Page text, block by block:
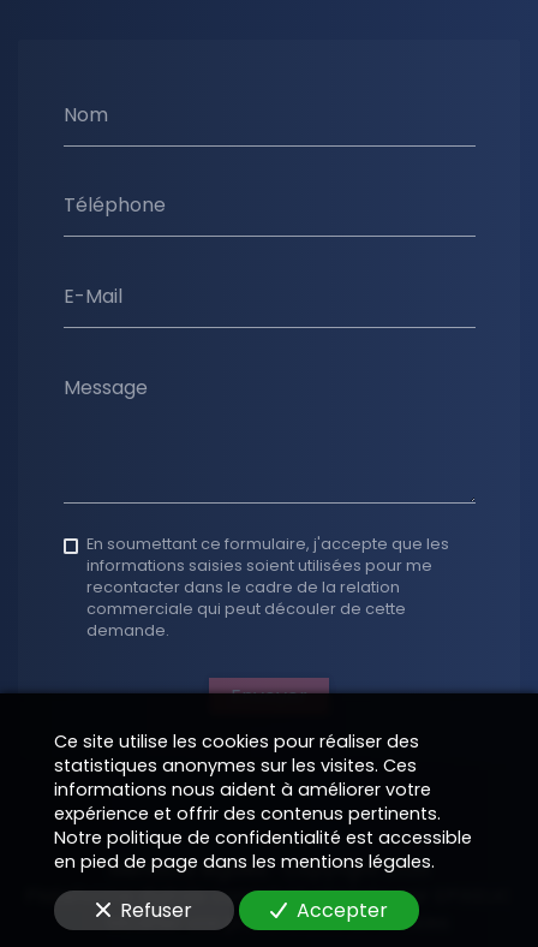
Nom
Téléphone
E-Mail
Message
En soumettant ce formulaire, j'accepte que les
informations saisies soient utilisées pour me
recontacter dans le cadre de la relation
commerciale qui peut découler de cette
demande.
Envoyer
Mentions légales—Copyright 2026
—
Plateforme digitale conçue et générée par
—Modifier vos préférences de cookies
Ce site utilise les cookies pour réaliser des
statistiques anonymes sur les visites. Ces
informations nous aident à améliorer votre
expérience et offrir des contenus pertinents.
Notre politique de confidentialité est accessible
en pied de page dans les mentions légales.
Refuser Accepter